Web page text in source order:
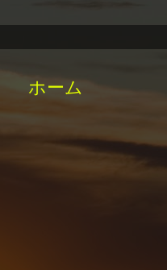
ホーム